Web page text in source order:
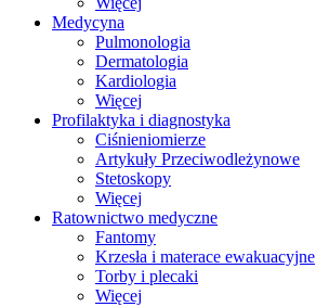
Medycyna
Pulmonologia
Dermatologia
Kardiologia
Więcej
Profilaktyka i diagnostyka
Ciśnieniomierze
Artykuły Przeciwodleżynowe
Stetoskopy
Więcej
Ratownictwo medyczne
Fantomy
Krzesła i materace ewakuacyjne
Torby i plecaki
Więcej